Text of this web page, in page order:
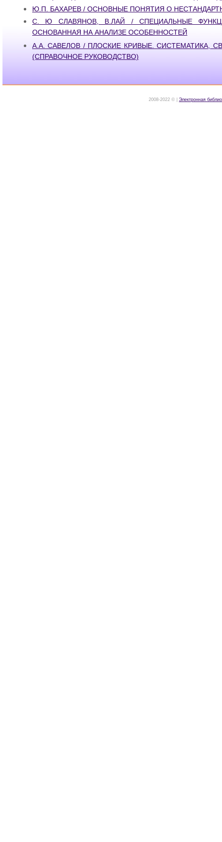
Ю.П. БАХАРЕВ / ОСНОВНЫЕ ПОНЯТИЯ О
С. Ю СЛАВЯНОВ, В.ЛАЙ / СПЕЦИАЛЬНЫЕ
ОСНОВАННАЯ НА АНАЛИЗЕ ОСОБЕННОСТЕЙ
А.А. САВЕЛОВ / ПЛОСКИЕ КРИВЫЕ. СИСТЕМАТИКА,
(СПРАВОЧНОЕ РУКОВОДСТВО)
2008-2022 © | Электронная